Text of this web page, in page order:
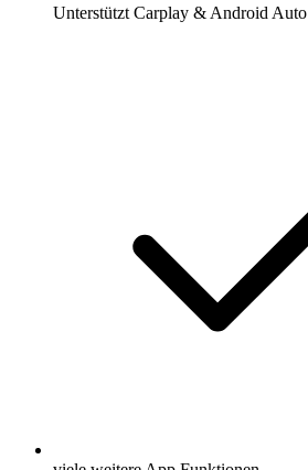
Unterstützt Carplay & Android Auto